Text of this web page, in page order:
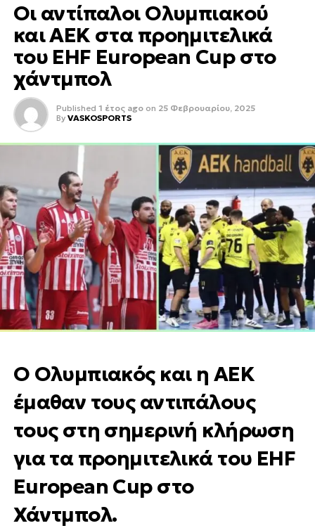
Οι αντίπαλοι Ολυμπιακού
και ΑΕΚ στα προημιτελικά
του EHF European Cup στο
χάντμπολ
Published 1 έτος ago on 25 Φεβρουαρίου, 2025
By VASKOSPORTS
Ο Ολυμπιακός και η ΑΕΚ
έμαθαν τους αντιπάλους
τους στη σημερινή κλήρωση
για τα προημιτελικά του EHF
European Cup στο
Χάντμπολ.